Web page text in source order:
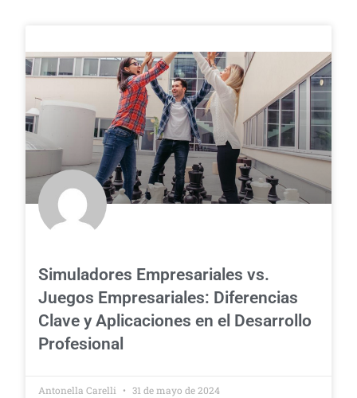
Simuladores Empresariales vs.
Juegos Empresariales: Diferencias
Clave y Aplicaciones en el Desarrollo
Profesional
Antonella Carelli 31 de mayo de 2024